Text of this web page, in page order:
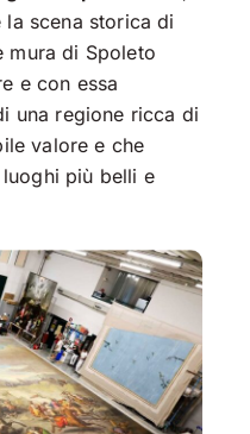
scena storica di
mura di Spoleto
e con essa
una regione ricca di
valore e che
luoghi più belli e